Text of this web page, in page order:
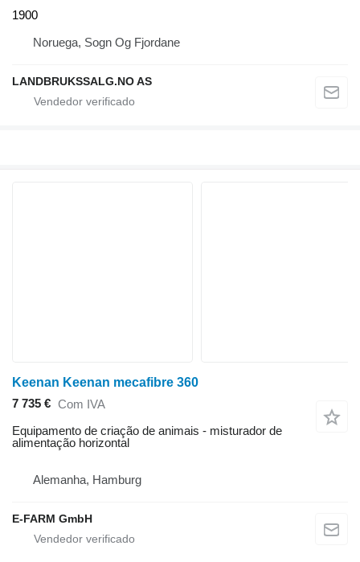
1900
Noruega, Sogn Og Fjordane
LANDBRUKSSALG.NO AS
Keenan Keenan mecafibre 360
7 735 € Com IVA
Equipamento de criação de animais - misturador de
alimentação horizontal
Alemanha, Hamburg
E-FARM GmbH